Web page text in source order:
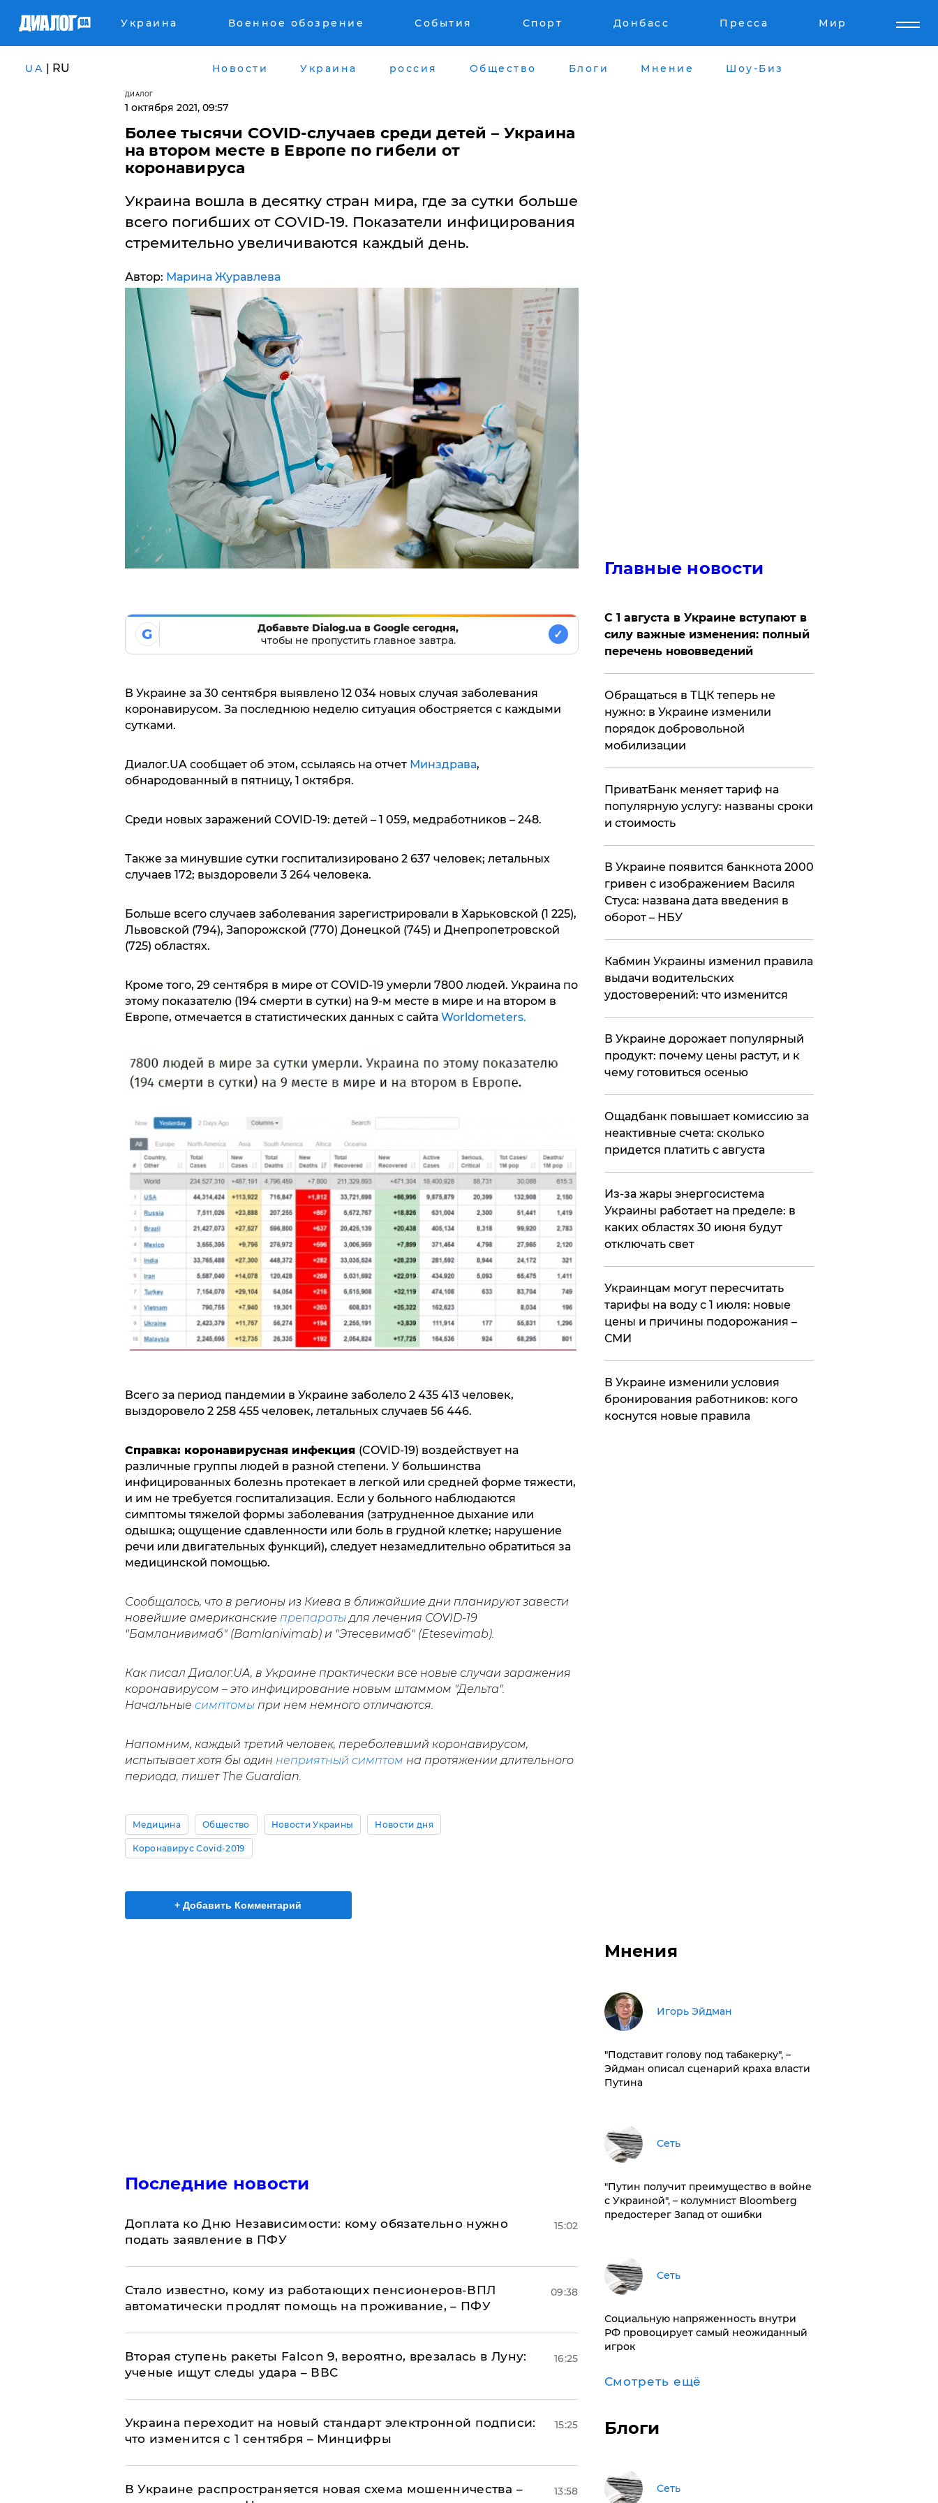
Украина Военное обозрение События Спорт Донбасс Пресса Мир
UA | RU Новости Украина россия Общество Блоги Мнение Шоу-Биз
ДИАЛОГ
1 октября 2021, 09:57
Более тысячи COVID-случаев среди детей – Украина
на втором месте в Европе по гибели от
коронавируса
Украина вошла в десятку стран мира, где за сутки больше
всего погибших от COVID-19. Показатели инфицирования
стремительно увеличиваются каждый день.
Автор: Марина Журавлева
G
Добавьте Dialog.ua в Google сегодня,
чтобы не пропустить главное завтра.
✓
В Украине за 30 сентября выявлено 12 034 новых случая заболевания
коронавирусом. За последнюю неделю ситуация обостряется с каждыми
сутками.
Диалог.UA сообщает об этом, ссылаясь на отчет Минздрава,
обнародованный в пятницу, 1 октября.
Среди новых заражений COVID-19: детей – 1 059, медработников – 248.
Также за минувшие сутки госпитализировано 2 637 человек; летальных
случаев 172; выздоровели 3 264 человека.
Больше всего случаев заболевания зарегистрировали в Харьковской (1 225),
Львовской (794), Запорожской (770) Донецкой (745) и Днепропетровской
(725) областях.
Кроме того, 29 сентября в мире от COVID-19 умерли 7800 людей. Украина по
этому показателю (194 смерти в сутки) на 9-м месте в мире и на втором в
Европе, отмечается в статистических данных с сайта Worldometers.
Всего за период пандемии в Украине заболело 2 435 413 человек,
выздоровело 2 258 455 человек, летальных случаев 56 446.
Справка: коронавирусная инфекция (COVID-19) воздействует на
различные группы людей в разной степени. У большинства
инфицированных болезнь протекает в легкой или средней форме тяжести,
и им не требуется госпитализация. Если у больного наблюдаются
симптомы тяжелой формы заболевания (затрудненное дыхание или
одышка; ощущение сдавленности или боль в грудной клетке; нарушение
речи или двигательных функций), следует незамедлительно обратиться за
медицинской помощью.
Сообщалось, что в регионы из Киева в ближайшие дни планируют завести
новейшие американские препаратыдля лечения COVID-19
"Бамланивимаб" (Bamlanivimab) и "Этесевимаб" (Etesevimab).
Как писал Диалог.UA, в Украине практически все новые случаи заражения
коронавирусом – это инфицирование новым штаммом "Дельта".
Начальные симптомы при нем немного отличаются.
Напомним, каждый третий человек, переболевший коронавирусом,
испытывает хотя бы один неприятный симптом на протяжении длительного
периода, пишет The Guardian.
Медицина Общество Новости Украины Новости дня
Коронавирус Covid-2019
+ Добавить Комментарий
Последние новости
Доплата ко Дню Независимости: кому обязательно нужно
подать заявление в ПФУ
15:02
Стало известно, кому из работающих пенсионеров-ВПЛ
автоматически продлят помощь на проживание, – ПФУ
09:38
Вторая ступень ракеты Falcon 9, вероятно, врезалась в Луну:
ученые ищут следы удара – ВВС
16:25
Украина переходит на новый стандарт электронной подписи:
что изменится с 1 сентября – Минцифры
15:25
В Украине распространяется новая схема мошенничества –
13:58
Главные новости
С 1 августа в Украине вступают в
силу важные изменения: полный
перечень нововведений
Обращаться в ТЦК теперь не
нужно: в Украине изменили
порядок добровольной
мобилизации
ПриватБанк меняет тариф на
популярную услугу: названы сроки
и стоимость
В Украине появится банкнота 2000
гривен с изображением Василя
Стуса: названа дата введения в
оборот – НБУ
Кабмин Украины изменил правила
выдачи водительских
удостоверений: что изменится
В Украине дорожает популярный
продукт: почему цены растут, и к
чему готовиться осенью
​Ощадбанк повышает комиссию за
неактивные счета: сколько
придется платить с августа
Из-за жары энергосистема
Украины работает на пределе: в
каких областях 30 июня будут
отключать свет
Украинцам могут пересчитать
тарифы на воду с 1 июля: новые
цены и причины подорожания –
СМИ
В Украине изменили условия
бронирования работников: кого
коснутся новые правила
Мнения
Игорь Эйдман
​"Подставит голову под табакерку", –
Эйдман описал сценарий краха власти
Путина
Сеть
"Путин получит преимущество в войне
с Украиной", – колумнист Bloomberg
предостерег Запад от ошибки
Сеть
Социальную напряженность внутри
РФ провоцирует самый неожиданный
игрок
Смотреть ещё
Блоги
Сеть